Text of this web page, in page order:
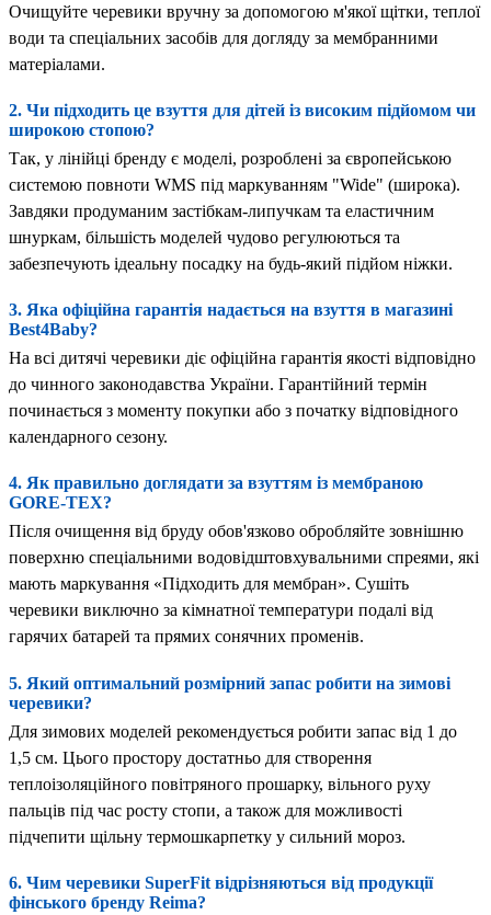
Очищуйте черевики вручну за допомогою м'якої щітки, теплої
води та спеціальних засобів для догляду за мембранними
матеріалами.
2. Чи підходить це взуття для дітей із високим підйомом чи
широкою стопою?
Так, у лінійці бренду є моделі, розроблені за європейською
системою повноти WMS під маркуванням "Wide" (широка).
Завдяки продуманим застібкам-липучкам та еластичним
шнуркам, більшість моделей чудово регулюються та
забезпечують ідеальну посадку на будь-який підйом ніжки.
3. Яка офіційна гарантія надається на взуття в магазині
Best4Baby?
На всі дитячі черевики діє офіційна гарантія якості відповідно
до чинного законодавства України. Гарантійний термін
починається з моменту покупки або з початку відповідного
календарного сезону.
4. Як правильно доглядати за взуттям із мембраною
GORE-TEX?
Після очищення від бруду обов'язково обробляйте зовнішню
поверхню спеціальними водовідштовхувальними спреями, які
мають маркування «Підходить для мембран». Сушіть
черевики виключно за кімнатної температури подалі від
гарячих батарей та прямих сонячних променів.
5. Який оптимальний розмірний запас робити на зимові
черевики?
Для зимових моделей рекомендується робити запас від 1 до
1,5 см. Цього простору достатньо для створення
теплоізоляційного повітряного прошарку, вільного руху
пальців під час росту стопи, а також для можливості
підчепити щільну термошкарпетку у сильний мороз.
6. Чим черевики SuperFit відрізняються від продукції
фінського бренду Reima?